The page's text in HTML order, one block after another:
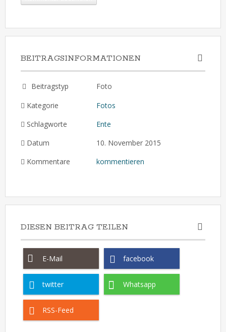
BEITRAGSINFORMATIONEN
Beitragstyp
Foto
Kategorie
Fotos
Schlagworte
Ente
Datum
10. November 2015
Kommentare
kommentieren
DIESEN BEITRAG TEILEN
E-Mail facebook
twitter Whatsapp
RSS-Feed